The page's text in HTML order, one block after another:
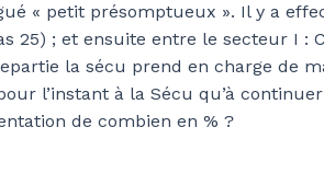
« petit présomptueux ». Il y a
25) ; et ensuite entre le secteur I :
la sécu prend en charge de
l’instant à la Sécu qu’à
de combien en % ?